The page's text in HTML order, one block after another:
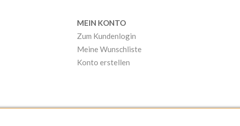
MEIN KONTO
Zum Kundenlogin
Meine Wunschliste
Konto erstellen